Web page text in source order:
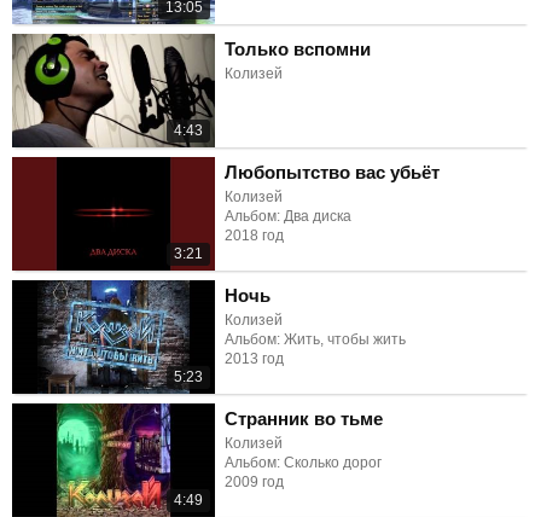
13:05
4:43
Только вспомни
Колизей
3:21
Любопытство вас убьёт
Колизей
Альбом: Два диска
2018 год
5:23
Ночь
Колизей
Альбом: Жить, чтобы жить
2013 год
4:49
Странник во тьме
Колизей
Альбом: Сколько дорог
2009 год